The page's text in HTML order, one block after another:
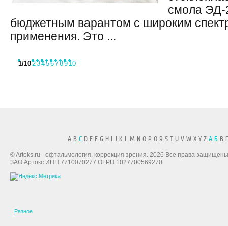
смола ЭД-
бюджетным варантом с широким
применения. Это ...
1/102345678910
A B CD E F G H I J K L M N O P Q R S T U V W X Y Z А БВ
© Artoks.ru - офтальмология, коррекция зрения. 2026 Все права
ЗАО Артокс ИНН 7710070277 ОГРН 1027700569270
Разное